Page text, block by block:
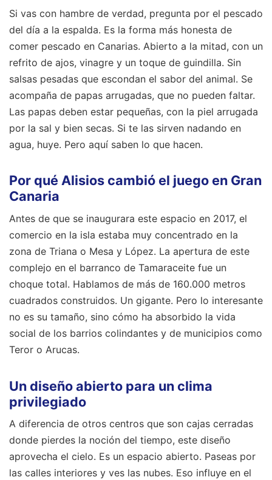
Si vas con hambre de verdad, pregunta por el pescado
del día a la espalda. Es la forma más honesta de
comer pescado en Canarias. Abierto a la mitad, con un
refrito de ajos, vinagre y un toque de guindilla. Sin
salsas pesadas que escondan el sabor del animal. Se
acompaña de papas arrugadas, que no pueden faltar.
Las papas deben estar pequeñas, con la piel arrugada
por la sal y bien secas. Si te las sirven nadando en
agua, huye. Pero aquí saben lo que hacen.
Por qué Alisios cambió el juego en Gran
Canaria
Antes de que se inaugurara este espacio en 2017, el
comercio en la isla estaba muy concentrado en la
zona de Triana o Mesa y López. La apertura de este
complejo en el barranco de Tamaraceite fue un
choque total. Hablamos de más de 160.000 metros
cuadrados construidos. Un gigante. Pero lo interesante
no es su tamaño, sino cómo ha absorbido la vida
social de los barrios colindantes y de municipios como
Teror o Arucas.
Un diseño abierto para un clima
privilegiado
A diferencia de otros centros que son cajas cerradas
donde pierdes la noción del tiempo, este diseño
aprovecha el cielo. Es un espacio abierto. Paseas por
las calles interiores y ves las nubes. Eso influye en el